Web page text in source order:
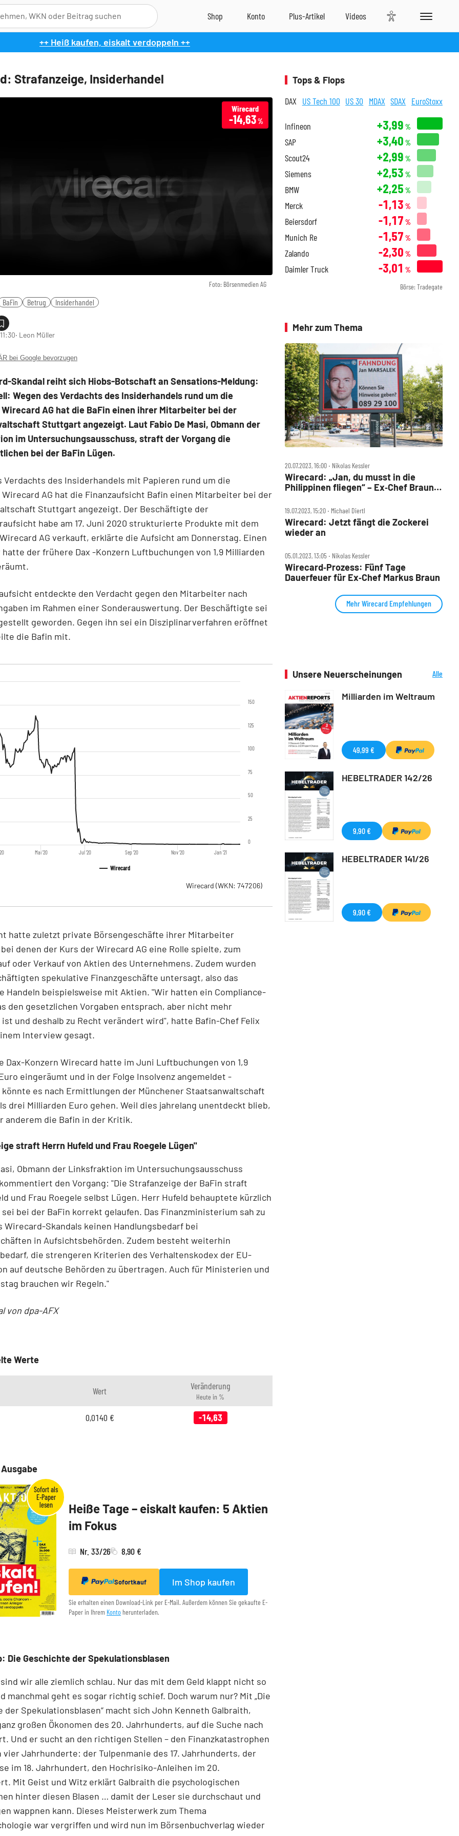
++ Heiß kaufen, eiskalt verdoppeln ++
Strafanzeige, Insiderhandel
Foto: Börsenmedien AG
Wirecard
-14,63%
BaFin Betrug Insiderhandel
‧ Leon Müller
bei Google bevorzugen
Skandal reiht sich Hiobs-Botschaft an Sensations-Meldung:
Wegen des Verdachts des Insiderhandels rund um die
AG hat die BaFin einen ihrer Mitarbeiter bei der
Stuttgart angezeigt. Laut Fabio De Masi, Obmann der
im Untersuchungsausschuss, straft der Vorgang die
bei der BaFin Lügen.
Verdachts des Insiderhandels mit Papieren rund um die
AG hat die Finanzaufsicht Bafin einen Mitarbeiter bei der
Stuttgart angezeigt. Der Beschäftigte der
habe am 17. Juni 2020 strukturierte Produkte mit dem
AG verkauft, erklärte die Aufsicht am Donnerstag. Einen
hatte der frühere Dax -Konzern Luftbuchungen von 1,9 Milliarden
entdeckte den Verdacht gegen den Mitarbeiter nach
im Rahmen einer Sonderauswertung. Der Beschäftigte sei
geworden. Gegen ihn sei ein Disziplinarverfahren eröffnet
die Bafin mit.
Wirecard
Mai '20 Jul '20 Sep '20 Nov '20 Jan '21
0
25
50
75
100
125
150
Wirecard (WKN: 747206)
hatte zuletzt private Börsengeschäfte ihrer Mitarbeiter
denen der Kurs der Wirecard AG eine Rolle spielte, zum
oder Verkauf von Aktien des Unternehmens. Zudem wurden
spekulative Finanzgeschäfte untersagt, also das
Handeln beispielsweise mit Aktien. "Wir hatten ein Compliance-
den gesetzlichen Vorgaben entsprach, aber nicht mehr
und deshalb zu Recht verändert wird", hatte Bafin-Chef Felix
Interview gesagt.
Dax-Konzern Wirecard hatte im Juni Luftbuchungen von 1,9
eingeräumt und in der Folge Insolvenz angemeldet -
es nach Ermittlungen der Münchener Staatsanwaltschaft
drei Milliarden Euro gehen. Weil dies jahrelang unentdeckt blieb,
anderem die Bafin in der Kritik.
straft Herrn Hufeld und Frau Roegele Lügen"
Obmann der Linksfraktion im Untersuchungsausschuss
den Vorgang: "Die Strafanzeige der BaFin straft
und Frau Roegele selbst Lügen. Herr Hufeld behauptete kürzlich
bei der BaFin korrekt gelaufen. Das Finanzministerium sah zu
Wirecard-Skandals keinen Handlungsbedarf bei
in Aufsichtsbehörden. Zudem besteht weiterhin
die strengeren Kriterien des Verhaltenskodex der EU-
auf deutsche Behörden zu übertragen. Auch für Ministerien und
brauchen wir Regeln."
von dpa-AFX
Werte
Wert Veränderung
Heute in %
0,0140 € -14,63
Heiße Tage – eiskalt kaufen: 5 Aktien
im Fokus
Nr. 33/26 8,90 €
Sofortkauf Im Shop kaufen
Sie erhalten einen Download-Link per E-Mail. Außerdem können Sie gekaufte E-
Paper in Ihrem Konto herunterladen.
Die Geschichte der Spekulationsblasen
wir alle ziemlich schlau. Nur das mit dem Geld klappt nicht so
manchmal geht es sogar richtig schief. Doch warum nur? Mit „Die
der Spekulationsblasen“ macht sich John Kenneth Galbraith,
großen Ökonomen des 20. Jahrhunderts, auf die Suche nach
Und er sucht an den richtigen Stellen – den Finanz­katas­trophen
Jahrhunderte: der Tulpenmanie des 17. Jahrhunderts, der
im 18. Jahrhundert, den Hochrisiko-Anleihen im 20.
Mit Geist und Witz erklärt Gal­braith die psychologischen
hinter diesen Blasen … damit der Leser sie durchschaut und
wappnen kann. Dieses Meisterwerk zum Thema
war vergriffen und wird nun im Börsenbuchverlag wieder
Tops & Flops
DAX US Tech 100 US 30 MDAX SDAX EuroStoxx
Infineon +3,99 %
SAP +3,40 %
Scout24 +2,99 %
Siemens +2,53 %
BMW +2,25 %
Merck -1,13 %
Beiersdorf -1,17 %
Munich Re -1,57 %
Zalando -2,30 %
Daimler Truck -3,01 %
Börse: Tradegate
Mehr zum Thema
20.07.2023, 16:00 ‧ Nikolas Kessler
Wirecard: „Jan, du musst in die
Philippinen fliegen“ – Ex‑Chef Braun
19.07.2023, 15:20 ‧ Michael Diertl
Wirecard: Jetzt fängt die Zockerei
wieder an
05.01.2023, 13:05 ‧ Nikolas Kessler
Wirecard‑Prozess: Fünf Tage
Dauerfeuer für Ex‑Chef Markus Braun
Mehr Wirecard Empfehlungen
Unsere Neuerscheinungen
Alle
Milliarden im Weltraum
49,99 €
HEBELTRADER 142/26
9,90 €
HEBELTRADER 141/26
9,90 €